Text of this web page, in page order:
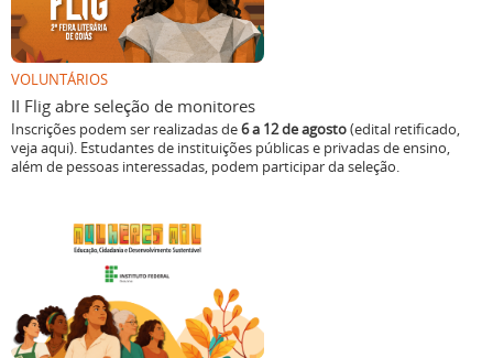
VOLUNTÁRIOS
II Flig abre seleção de monitores
Inscrições podem ser realizadas de6 a 12 de agosto(edital retificado,
veja aqui). Estudantes de instituições públicas e privadas de ensino,
além de pessoas interessadas, podem participar da seleção.